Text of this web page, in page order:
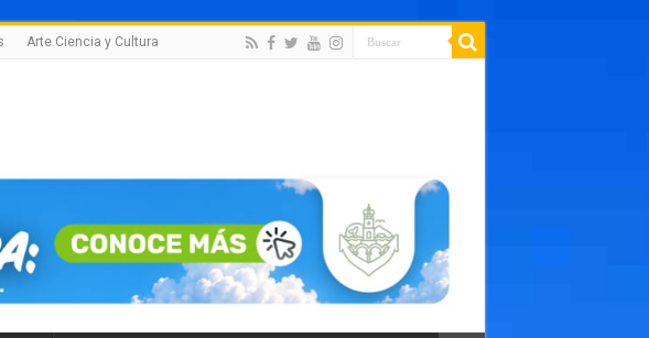
Arte Ciencia y Cultura